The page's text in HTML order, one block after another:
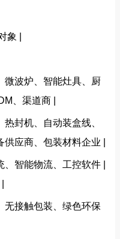
象 |
微波炉、智能灶具、厨
、渠道商 |
热封机、自动装盒线、
应商、包装材料企业 |
、智能物流、工控软件 |
无接触包装、绿色环保